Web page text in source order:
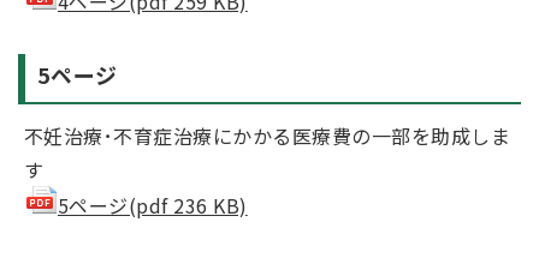
5ページ
不妊治療･不育症治療にかかる医療費の一部を助成しま
す
5ページ(pdf 236 KB)